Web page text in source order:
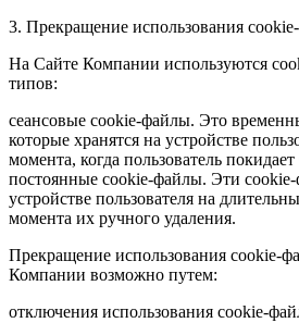
3. Прекращение использования
На Сайте Компании используются
типов:
сеансовые cookie-файлы. Это
которые хранятся на устройстве
момента, когда пользователь
постоянные cookie-файлы. Эти
устройстве пользователя на
момента их ручного удаления.
Прекращение использования cookie-
Компании возможно путем:
отключения использования cookie-